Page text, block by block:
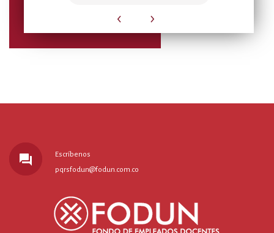
‹ ›
forum
Escríbenos
pqrsfodun@fodun.com.co